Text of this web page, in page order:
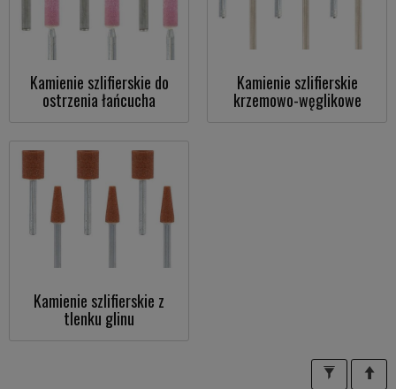
Kamienie szlifierskie do
ostrzenia łańcucha
Kamienie szlifierskie
krzemowo-węglikowe
Kamienie szlifierskie z
tlenku glinu